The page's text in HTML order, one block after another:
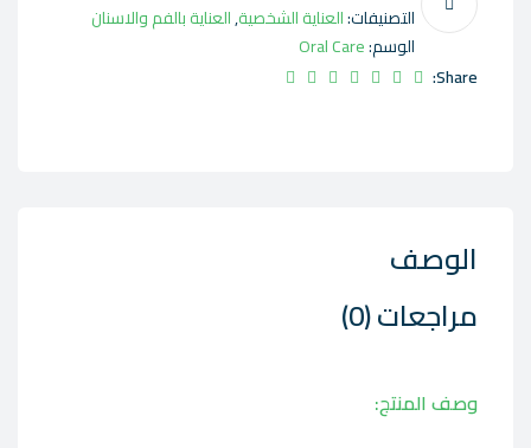
التصنيفات:العناية الشخصية,العناية بالفم والاسنان
الوسم:Oral Care
Share:
الوصف
مراجعات (0)
وصف المنتج: